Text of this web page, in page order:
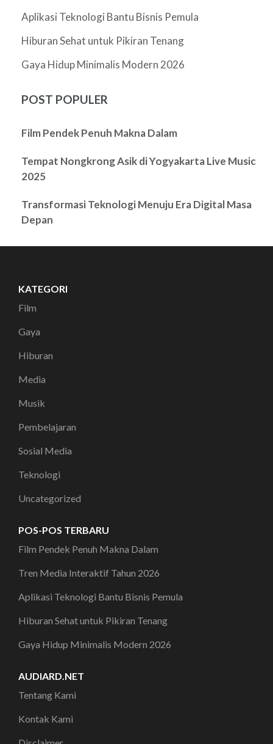
Aplikasi Teknologi Bantu Bisnis Pemula
Hiburan Sehat untuk Pikiran Tenang
Gaya Hidup Minimalis Modern 2026
POST POPULER
Film Pendek Penuh Makna Dalam
Tempat Nongkrong Asik di Yogyakarta Live Music
2025
Transformasi Teknologi Menuju Era Digital Masa
Depan
KATEGORI
Film
Gaya
Hiburan
Media
Musik
Pembelajaran
Sosial Media
Teknologi
Uncategorized
POS-POS TERBARU
Film Pendek Penuh Makna Dalam
Tren Media Interaktif Tahun 2026
Aplikasi Teknologi Bantu Bisnis Pemula
Hiburan Sehat untuk Pikiran Tenang
Gaya Hidup Minimalis Modern 2026
AUDIARD.NET
Tentang Kami
Kontak Kami